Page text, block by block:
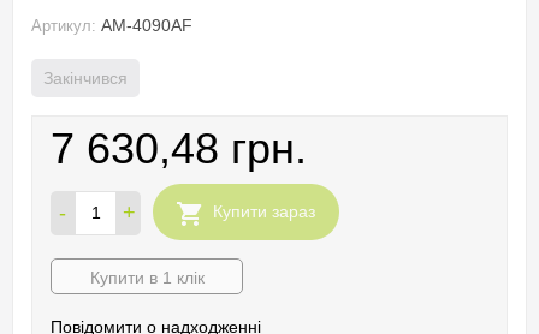
Артикул: AM-4090AF
Закінчився
7 630,48 грн.
- + Купити зараз
Купити в 1 клік
Повідомити о надходженні